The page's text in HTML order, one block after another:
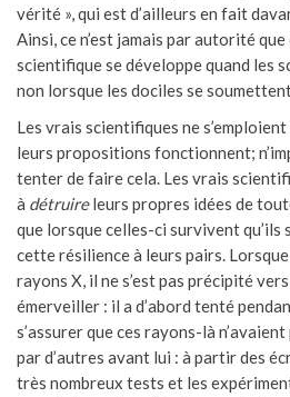
vérité », qui est d’ailleurs en fait
Ainsi, ce n’est jamais par autorité
scientifique se développe quand les
non lorsque les dociles se
Les vrais scientifiques ne
leurs propositions fonctionnent;
tenter de faire cela. Les vrais
à détruireleurs propres idées de
que lorsque celles-ci survivent qu’ils
cette résilience à leurs pairs.
rayons X, il ne s’est pas précipité
émerveiller : il a d’abord tenté
s’assurer que ces rayons-là
par d’autres avant lui : à partir des
très nombreux tests et les